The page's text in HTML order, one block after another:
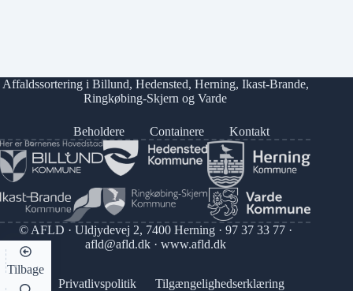
Affaldssortering i Billund, Hedensted, Herning, Ikast-Brande,
Ringkøbing-Skjern ogVarde
Beholdere Containere Kontakt
© AFLD · Uldjydevej 2, 7400 Herning · 97 37 33 77·
afld@afld.dk· www.afld.dk
Privatlivspolitik Tilgængelighedserklæring
Tilbage